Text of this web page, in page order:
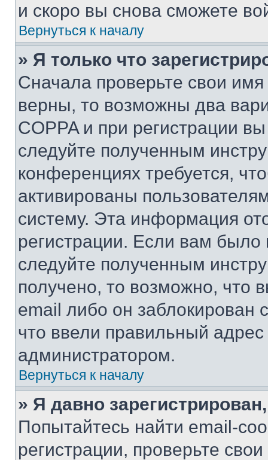
и скоро вы снова сможете
Вернуться к началу
» Я только что
Сначала проверьте свои
верны, то возможны два
COPPA и при регистрации
следуйте полученным
конференциях требуется,
активированы
систему. Эта информация
регистрации. Если вам
следуйте полученным
получено, то возможно, что
email либо он
что ввели правильный адрес
администратором.
Вернуться к началу
» Я давно
Попытайтесь найти email-
регистрации, проверьте